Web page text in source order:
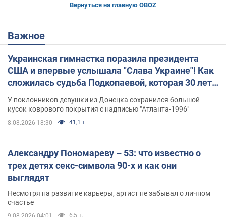
Вернуться на главную OBOZ
Важное
Украинская гимнастка поразила президента
США и впервые услышала "Слава Украине"! Как
сложилась судьба Подкопаевой, которая 30 лет
У поклонников девушки из Донецка сохранился большой
кусок коврового покрытия с надписью "Атланта-1996"
8.08.2026 18:30 41,1 т.
Александру Пономареву – 53: что известно о
трех детях секс-символа 90-х и как они
выглядят
Несмотря на развитие карьеры, артист не забывал о личном
счастье
6,5 т.